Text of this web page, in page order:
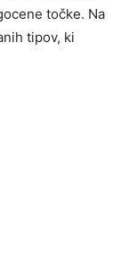
točke. Na
tipov, ki